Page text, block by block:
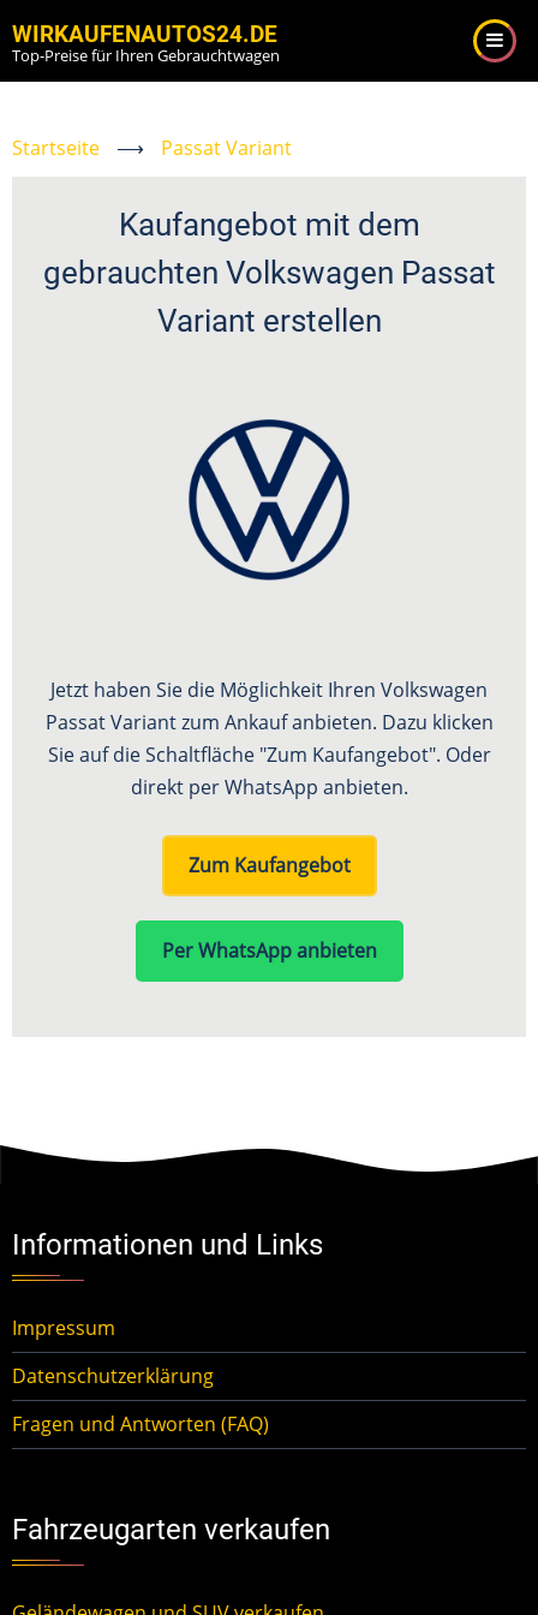
zum
Inhalt
WIRKAUFENAUTOS24.DE
Top-Preise für Ihren Gebrauchtwagen
Startseite ⟶ Passat Variant
Kaufangebot mit dem
gebrauchten Volkswagen Passat
Variant erstellen
Jetzt haben Sie die Möglichkeit Ihren Volkswagen
Passat Variant zum Ankauf anbieten. Dazu klicken
Sie auf die Schaltfläche "Zum Kaufangebot". Oder
direkt per WhatsApp anbieten.
Zum Kaufangebot
Per WhatsApp anbieten
Informationen und Links
Impressum
Datenschutzerklärung
Fragen und Antworten (FAQ)
Fahrzeugarten verkaufen